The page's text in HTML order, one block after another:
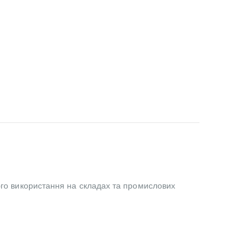
використання на складах та промислових